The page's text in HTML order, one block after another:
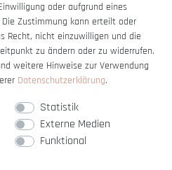
widerrufen
oder aufgrund eines
Zustimmung kann erteilt oder
Recht, nicht einzuwilligen und die
zu ändern oder zu widerrufen.
weitere Hinweise zur Verwendung
Daten­schutz­erklärung.
Statistik
Externe Medien
Funktional